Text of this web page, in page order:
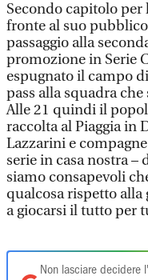
Secondo capitolo per
fronte al suo
passaggio alla
promozione in Serie
espugnato il campo
pass alla squadra
Alle 21 quindi il
raccolta al Piaggia in
Lazzarini e
serie in casa nostra –
siamo consapevoli
qualcosa rispetto alla
a giocarsi il tutto per
Non lasciare decidere